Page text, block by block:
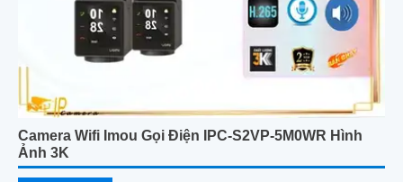
Camera Wifi Imou Gọi Điện IPC-S2VP-5M0WR Hình
Ảnh 3K